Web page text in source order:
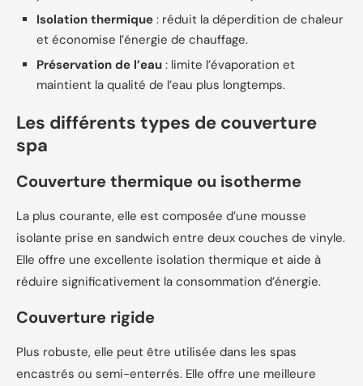
Isolation thermique : réduit la déperdition de chaleur
et économise l’énergie de chauffage.
Préservation de l’eau : limite l’évaporation et
maintient la qualité de l’eau plus longtemps.
Les différents types de couverture
spa
Couverture thermique ou isotherme
La plus courante, elle est composée d’une mousse
isolante prise en sandwich entre deux couches de vinyle.
Elle offre une excellente isolation thermique et aide à
réduire significativement la consommation d’énergie.
Couverture rigide
Plus robuste, elle peut être utilisée dans les spas
encastrés ou semi-enterrés. Elle offre une meilleure